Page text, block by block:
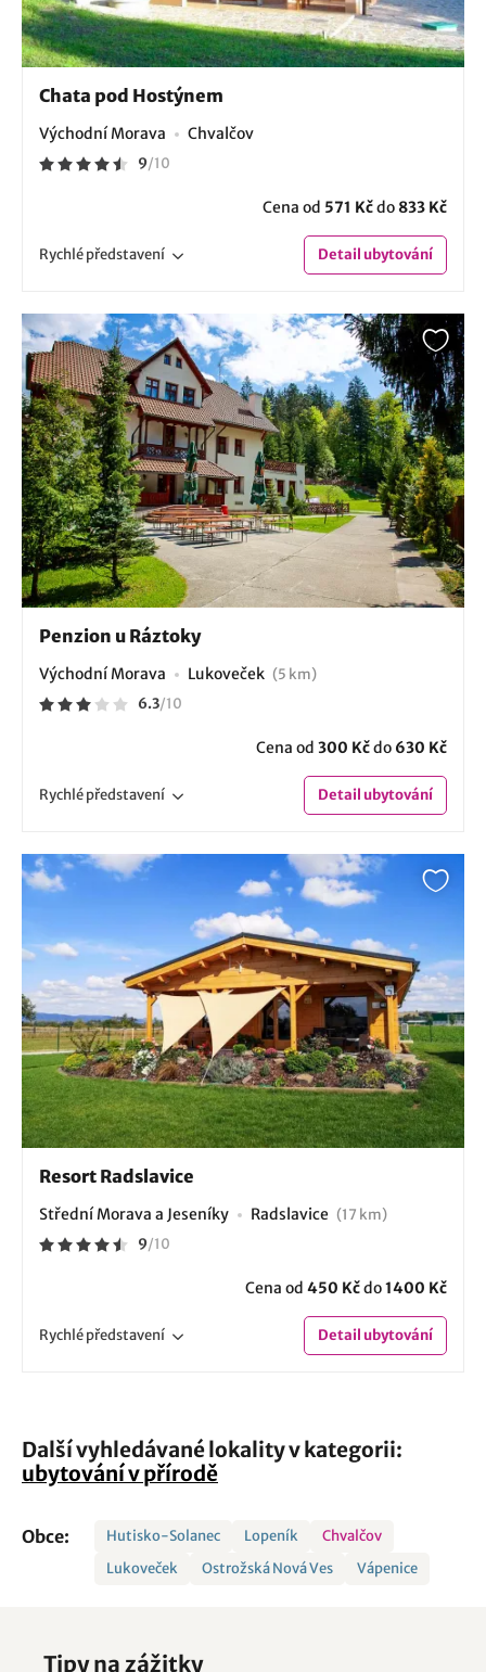
Chata pod Hostýnem
Východní Morava Chvalčov
9/10
Cena od 571 Kčdo 833 Kč
Rychlépředstavení Detailubytování
Penzion u Ráztoky
Východní Morava Lukoveček (5 km)
6.3/10
Cena od 300 Kčdo 630 Kč
Rychlépředstavení Detailubytování
Resort Radslavice
Střední Morava a Jeseníky Radslavice (17 km)
9/10
Cena od 450 Kčdo1400 Kč
Rychlépředstavení Detailubytování
Další vyhledávané lokality v kategorii:
ubytování v přírodě
Obce: Hutisko-Solanec Lopeník
Chvalčov
Lukoveček
Ostrožská Nová Ves Vápenice
Tipy na zážitky